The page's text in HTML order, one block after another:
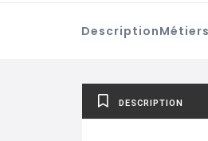
DescriptionMétiers
DESCRIPTION